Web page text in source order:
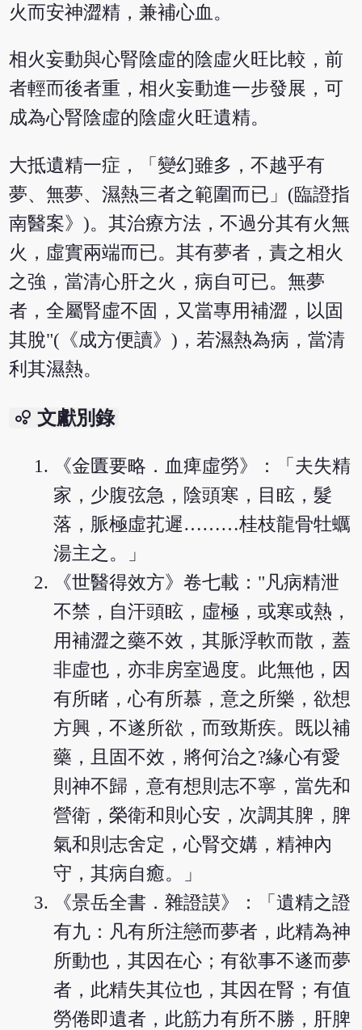
火而安神澀精，兼補心血。
相火妄動與心腎陰虛的陰虛火旺比較，前
者輕而後者重，相火妄動進一步發展，可
成為心腎陰虛的陰虛火旺遺精。
大抵遺精一症，「變幻雖多，不越乎有
夢、無夢、濕熱三者之範圍而已」(臨證指
南醫案》)。其治療方法，不過分其有火無
火，虛實兩端而已。其有夢者，責之相火
之強，當清心肝之火，病自可已。無夢
者，全屬腎虛不固，又當專用補澀，以固
其脫"(《成方便讀》)，若濕熱為病，當清
利其濕熱。
bubble_chart 文獻別錄
《金匱要略．血痺虛勞》：「夫失精
家，少腹弦急，陰頭寒，目眩，髮
落，脈極虛芤遲………桂枝龍骨牡蠣
湯主之。」
《世醫得效方》卷七載："凡病精泄
不禁，自汗頭眩，虛極，或寒或熱，
用補澀之藥不效，其脈浮軟而散，蓋
非虛也，亦非房室過度。此無他，因
有所睹，心有所慕，意之所樂，欲想
方興，不遂所欲，而致斯疾。既以補
藥，且固不效，將何治之?緣心有愛
則神不歸，意有想則志不寧，當先和
營衛，榮衛和則心安，次調其脾，脾
氣和則志舍定，心腎交媾，精神內
守，其病自癒。」
《景岳全書．雜證謨》：「遺精之證
有九：凡有所注戀而夢者，此精為神
所動也，其因在心；有欲事不遂而夢
者，此精失其位也，其因在腎；有值
勞倦即遺者，此筋力有所不勝，肝脾